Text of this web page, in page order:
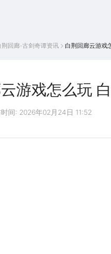
游戏中
心
荆回廊-古剑奇谭资讯 白荆回廊云游戏
游戏怎么玩
间: 2026年02月24日 11:52